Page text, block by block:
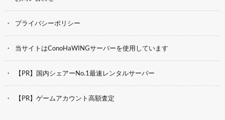
プライバシーポリシー
当サイトはConoHaWINGサーバーを使用しています
【PR】国内シェアーNo.1最速レンタルサーバー
【PR】ゲームアカウント高額査定